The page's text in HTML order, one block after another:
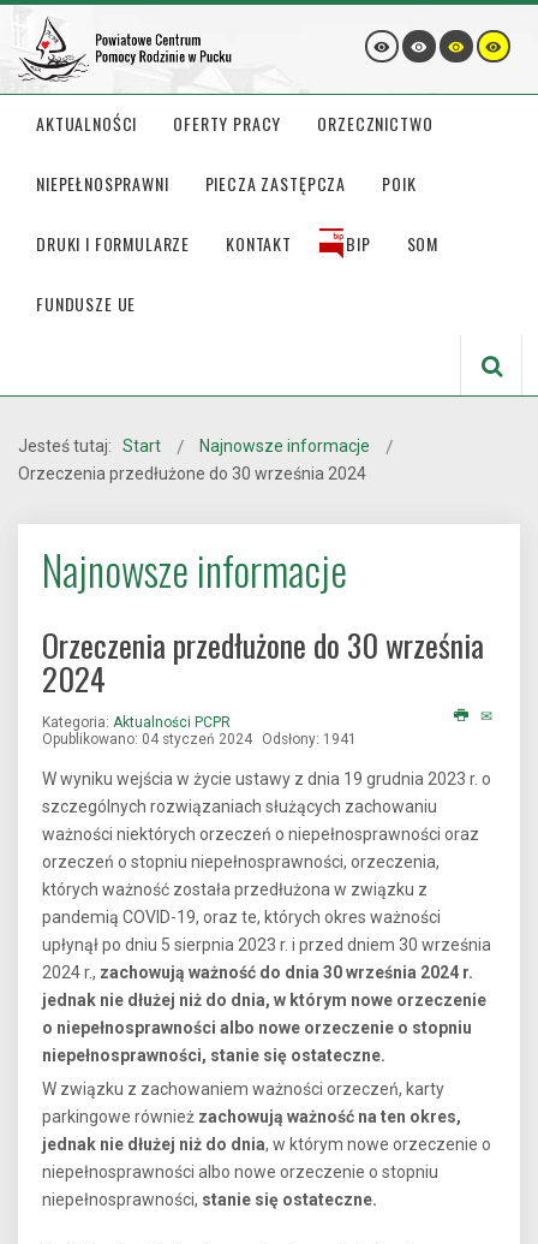
AKTUALNOŚCI OFERTY PRACY ORZECZNICTWO
NIEPEŁNOSPRAWNI PIECZA ZASTĘPCZA POIK
DRUKI I FORMULARZE KONTAKT BIP SOM
FUNDUSZE UE
Jesteś tutaj: Start
Najnowsze informacje
Orzeczenia przedłużone do 30 września 2024
Najnowsze informacje
Orzeczenia przedłużone do 30 września
2024
Kategoria: Aktualności PCPR
Opublikowano: 04 styczeń 2024
Odsłony: 1941
W wyniku wejścia w życie ustawy z dnia 19 grudnia 2023 r. o
szczególnych rozwiązaniach służących zachowaniu
ważności niektórych orzeczeń o niepełnosprawności oraz
orzeczeń o stopniu niepełnosprawności, orzeczenia,
których ważność została przedłużona w związku z
pandemią COVID-19, oraz te, których okres ważności
upłynął po dniu 5 sierpnia 2023 r. i przed dniem 30 września
2024 r., zachowują ważność do dnia 30 września 2024 r.
jednak nie dłużej niż do dnia, w którym nowe orzeczenie
o niepełnosprawności albo nowe orzeczenie o stopniu
niepełnosprawności, stanie się ostateczne.
W związku z zachowaniem ważności orzeczeń, karty
parkingowe również zachowują ważność na ten okres,
jednak nie dłużej niż do dnia, w którym nowe orzeczenie o
niepełnosprawności albo nowe orzeczenie o stopniu
niepełnosprawności, stanie się ostateczne.